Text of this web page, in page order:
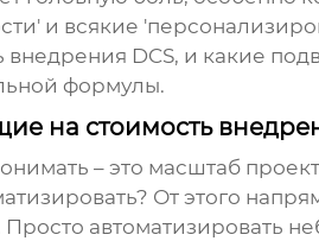
и всякие
внедрения DCS, и какие
формулы.
на стоимость
– это масштаб
От этого
автоматизировать